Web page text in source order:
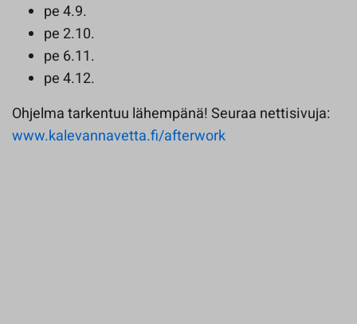
pe 4.9.
pe 2.10.
pe 6.11.
pe 4.12.
Ohjelma tarkentuu lähempänä! Seuraa nettisivuja:
www.kalevannavetta.fi/afterwork